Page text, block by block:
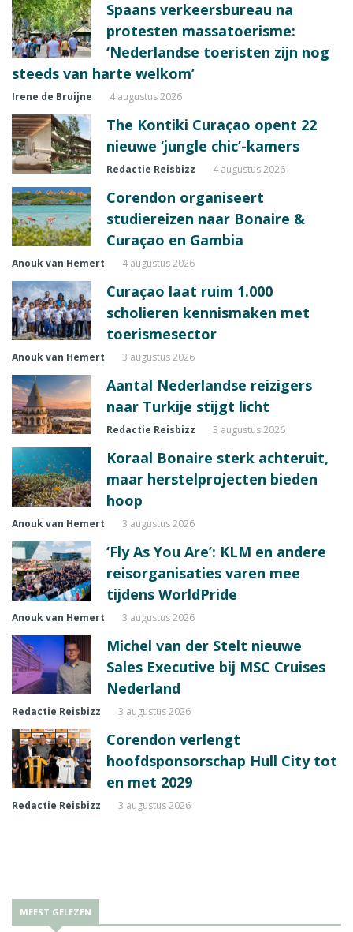
Spaans verkeersbureau na
protesten massatoerisme:
‘Nederlandse toeristen zijn nog
steeds van harte welkom’
Irene de Bruijne 4 augustus 2026
The Kontiki Curaçao opent 22
nieuwe ‘jungle chic’-kamers
Redactie Reisbizz 4 augustus 2026
Corendon organiseert
studiereizen naar Bonaire &
Curaçao en Gambia
Anouk van Hemert 4 augustus 2026
Curaçao laat ruim 1.000
scholieren kennismaken met
toerismesector
Anouk van Hemert 3 augustus 2026
Aantal Nederlandse reizigers
naar Turkije stijgt licht
Redactie Reisbizz 3 augustus 2026
Koraal Bonaire sterk achteruit,
maar herstelprojecten bieden
hoop
Anouk van Hemert 3 augustus 2026
‘Fly As You Are’: KLM en andere
reisorganisaties varen mee
tijdens WorldPride
Anouk van Hemert 3 augustus 2026
Michel van der Stelt nieuwe
Sales Executive bij MSC Cruises
Nederland
Redactie Reisbizz 3 augustus 2026
Corendon verlengt
hoofdsponsorschap Hull City tot
en met 2029
Redactie Reisbizz 3 augustus 2026
MEEST GELEZEN